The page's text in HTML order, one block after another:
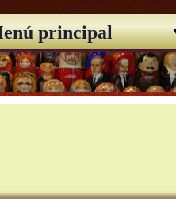
principal